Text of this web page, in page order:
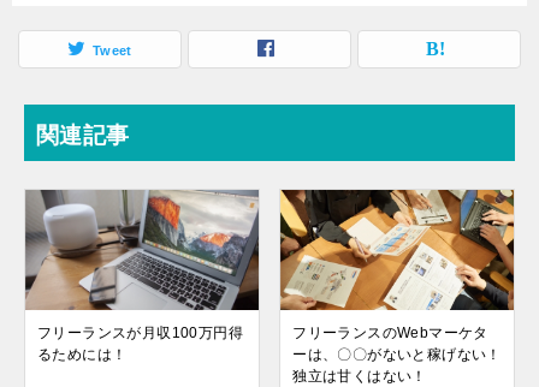
Tweet
関連記事
フリーランスが月収100万円得
るためには！
フリーランスのWebマーケタ
ーは、〇〇がないと稼げない！
独立は甘くはない！